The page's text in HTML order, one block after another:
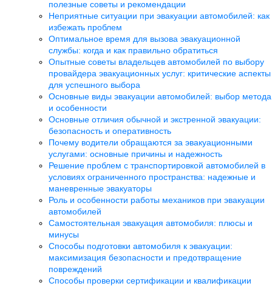
полезные советы и рекомендации
Неприятные ситуации при эвакуации автомобилей: как
избежать проблем
Оптимальное время для вызова эвакуационной
службы: когда и как правильно обратиться
Опытные советы владельцев автомобилей по выбору
провайдера эвакуационных услуг: критические аспекты
для успешного выбора
Основные виды эвакуации автомобилей: выбор метода
и особенности
Основные отличия обычной и экстренной эвакуации:
безопасность и оперативность
Почему водители обращаются за эвакуационными
услугами: основные причины и надежность
Решение проблем с транспортировкой автомобилей в
условиях ограниченного пространства: надежные и
маневренные эвакуаторы
Роль и особенности работы механиков при эвакуации
автомобилей
Самостоятельная эвакуация автомобиля: плюсы и
минусы
Способы подготовки автомобиля к эвакуации:
максимизация безопасности и предотвращение
повреждений
Способы проверки сертификации и квалификации